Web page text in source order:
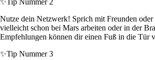
✨ Tip Nummer 2
Nutze dein Netzwerk! Sprich mit Freunden oder
vielleicht schon bei Mars arbeiten oder in der
Empfehlungen können dir einen Fuß in die Tür
✨Tip Nummer 3